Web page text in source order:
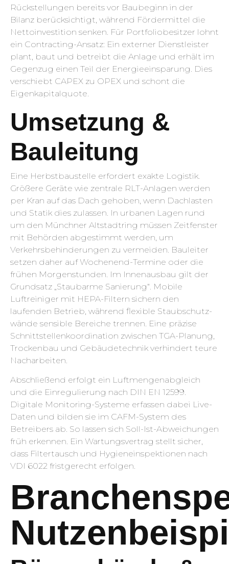
Rückstellungen bereits vor Baubeginn in der
Bilanz berücksichtigt, während Fördermittel die
Netto­investition senken. Für Portfoliobesitzer lohnt
ein Contracting-Ansatz: Ein externer Dienstleister
plant, baut und betreibt die Anlage und erhält im
Gegenzug einen Teil der Energieeinsparung. Dies
verschiebt CAPEX zu OPEX und schont die
Eigenkapitalquote.
Umsetzung &
Bauleitung
Eine Herbstbaustelle erfordert exakte Logistik.
Größere Geräte wie zentrale RLT-Anlagen werden
per Kran auf das Dach gehoben, wenn Dachlasten
und Statik dies zulassen. In urbanen Lagen rund
um den Münchner Altstadtring müssen Zeitfenster
mit Behörden abgestimmt werden, um
Verkehrsbehinderungen zu vermeiden. Bauleiter
setzen daher auf Wochenend-Termine oder die
frühen Morgenstunden. Im Innenausbau gilt der
Grundsatz „Staubarme Sanierung“. Mobile
Luftreiniger mit HEPA-Filtern sichern den
laufenden Betrieb, während flexible Staubschutz­
wände sensible Bereiche trennen. Eine präzise
Schnittstellenkoordination zwischen TGA-Planung,
Trockenbau und Gebäudetechnik verhindert teure
Nacharbeiten.
Abschließend erfolgt ein Luftmengenabgleich
und die Einregulierung nach DIN EN 12599.
Digitale Monitoring-Systeme erfassen dabei Live-
Daten und bilden sie im CAFM-System des
Betreibers ab. So lassen sich Soll-Ist-Abweichungen
früh erkennen. Ein Wartungsvertrag stellt sicher,
dass Filtertausch und Hygieneinspektionen nach
VDI 6022 fristgerecht erfolgen.